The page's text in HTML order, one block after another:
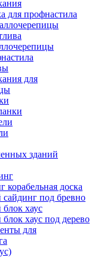
для профнастила
для
зданий
корабельная доска
под бревно
хаус
хаус под дерево
для